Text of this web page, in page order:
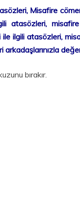
Misafire
atasözleri,
ilgili atasözleri,
arkadaşlarınızla
bırakır.